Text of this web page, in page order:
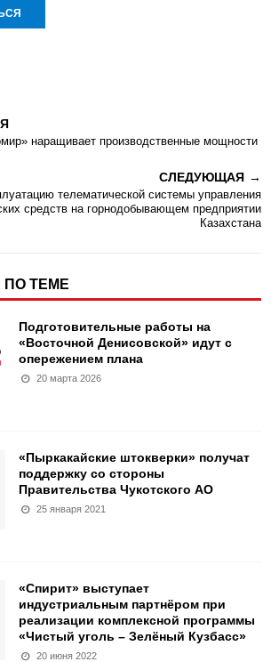
наращивает производственные мощности
СЛЕДУЮЩАЯ
телематической системы управления
средств на горнодобывающем предприятии
Казахстана
ПО ТЕМЕ
Подготовительные работы на
«Восточной Денисовской» идут с
опережением плана
20 марта 2026
«Пыркакайские штокверки» получат
поддержку со стороны
Правительства Чукотского АО
25 января 2021
«Спирит» выступает
индустриальным партнёром при
реализации комплексной программы
«Чистый уголь – Зелёный Кузбасс»
20 июня 2022